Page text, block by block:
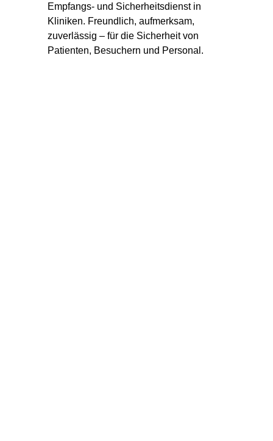
Empfangs- und Sicherheitsdienst in
Kliniken. Freundlich, aufmerksam,
zuverlässig – für die Sicherheit von
Patienten, Besuchern und Personal.